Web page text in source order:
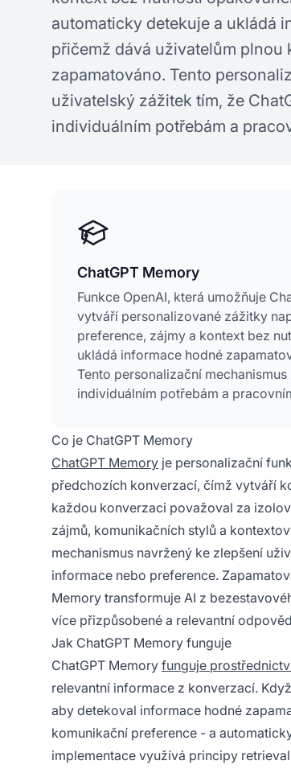
automaticky detekuje a ukládá
přičemž dává uživatelům plnou
zapamatováno. Tento
uživatelský zážitek tím, že
individuálním potřebám a
ChatGPT Memory
Funkce OpenAI, která umožňuje
vytváří personalizované zážitky
preference, zájmy a kontext bez
ukládá informace hodné
Tento personalizační
individuálním potřebám a
Co je ChatGPT Memory
ChatGPT Memory je personalizační
předchozích konverzací, čímž vytváří
každou konverzaci považoval za
zájmů, komunikačních stylů a
mechanismus navržený ke zlepšení
informace nebo preference.
Memory transformuje AI z
více přizpůsobené a relevantní
Jak ChatGPT Memory funguje
ChatGPT Memory funguje
relevantní informace z konverzací.
aby detekoval informace hodné
komunikační preference - a
implementace využívá principy